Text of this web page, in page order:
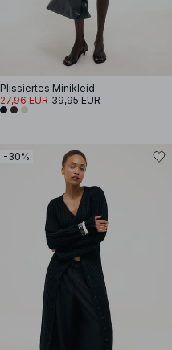
Plissiertes Minikleid
27,96 EUR 39,95 EUR
-30%